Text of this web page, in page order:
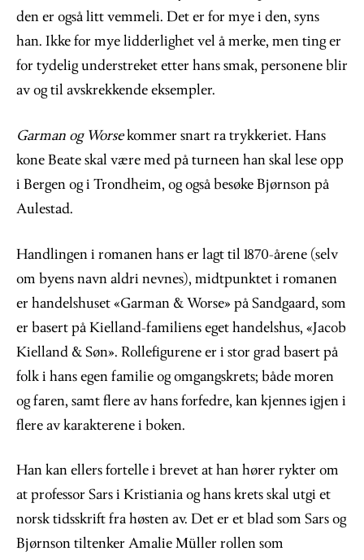
den er også litt vemmeli. Det er for mye i den, syns
han. Ikke for mye lidderlighet vel å merke, men ting er
for tydelig understreket etter hans smak, personene blir
av og til avskrekkende eksempler.
Garman og Worsekommer snart ra trykkeriet. Hans
kone Beate skal være med på turneen han skal lese opp
i Bergen og i Trondheim, og også besøke Bjørnson på
Aulestad.
Handlingen i romanen hans er lagt til 1870-årene (selv
om byens navn aldri nevnes), midtpunktet i romanen
er handelshuset «Garman & Worse» på Sandgaard, som
er basert på Kielland-familiens eget handelshus, «Jacob
Kielland & Søn». Rollefigurene er i stor grad basert på
folk i hans egen familie og omgangskrets; både moren
og faren, samt flere av hans forfedre, kan kjennes igjen i
flere av karakterene i boken.
Han kan ellers fortelle i brevet at han hører rykter om
at professor Sars i Kristiania og hans krets skal utgi et
norsk tidsskrift fra høsten av. Det er et blad som Sars og
Bjørnson tiltenker Amalie Müller rollen som